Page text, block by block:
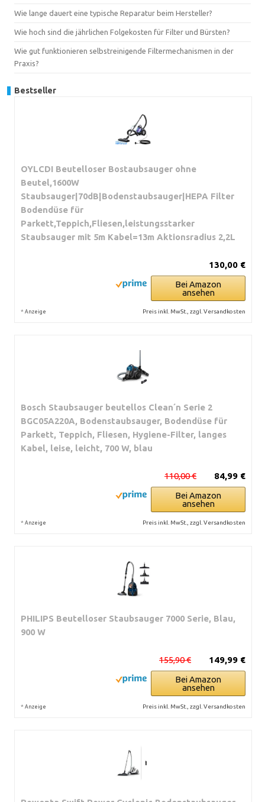
Wie lange dauert eine typische Reparatur beim Hersteller?
Wie hoch sind die jährlichen Folgekosten für Filter und Bürsten?
Wie gut funktionieren selbstreinigende Filtermechanismen in der
Praxis?
Bestseller
OYLCDI Beutelloser Bostaubsauger ohne
Beutel,1600W
Staubsauger|70dB|Bodenstaubsauger|HEPA Filter
Bodendüse für
Parkett,Teppich,Fliesen,leistungsstarker
Staubsauger mit 5m Kabel=13m Aktionsradius 2,2L
130,00 €
Bei Amazon
ansehen
* Anzeige Preis inkl. MwSt., zzgl. Versandkosten
Bosch Staubsauger beutellos Clean´n Serie 2
BGC05A220A, Bodenstaubsauger, Bodendüse für
Parkett, Teppich, Fliesen, Hygiene-Filter, langes
Kabel, leise, leicht, 700 W, blau
84,99 €
110,00 €
Bei Amazon
ansehen
* Anzeige Preis inkl. MwSt., zzgl. Versandkosten
PHILIPS Beutelloser Staubsauger 7000 Serie, Blau,
900 W
149,99 €
155,90 €
Bei Amazon
ansehen
* Anzeige Preis inkl. MwSt., zzgl. Versandkosten